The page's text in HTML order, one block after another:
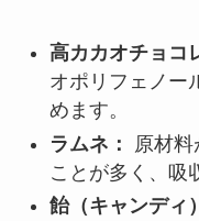
高カカオチョコ
オポリフェノー
めます。
ラムネ：
原材
ことが多く、吸
飴（キャンディ